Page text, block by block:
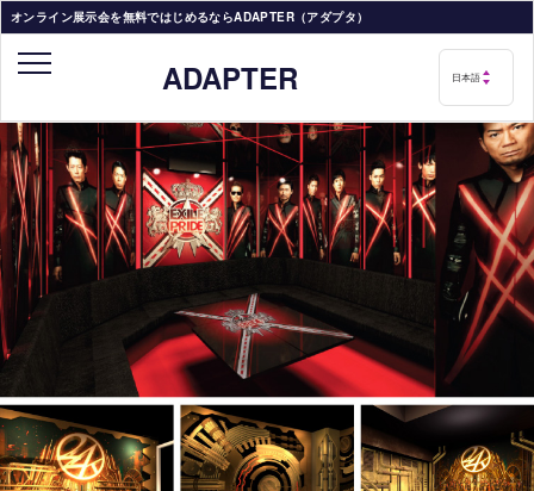
オンライン展示会を無料ではじめるならADAPTER（アダプタ）
ADAPTER